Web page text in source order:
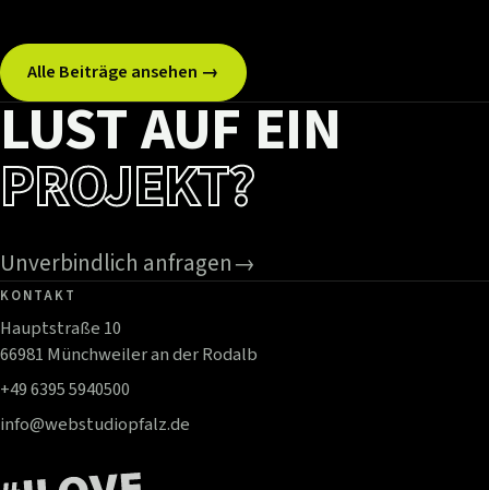
Alle Beiträge ansehen →
LUST AUF EIN
PROJEKT?
Unverbindlich anfragen→
KONTAKT
Hauptstraße 10
66981 Münchweiler an der Rodalb
+49 6395 5940500
info@webstudiopfalz.de